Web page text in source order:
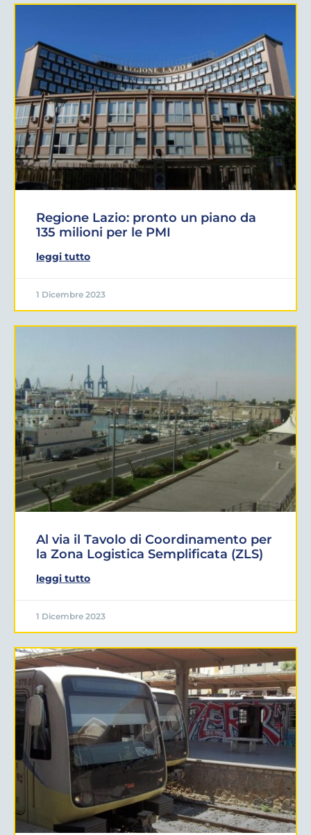
Regione Lazio: pronto un piano da
135 milioni per le PMI
leggi tutto
1 Dicembre 2023
Al via il Tavolo di Coordinamento per
la Zona Logistica Semplificata (ZLS)
leggi tutto
1 Dicembre 2023